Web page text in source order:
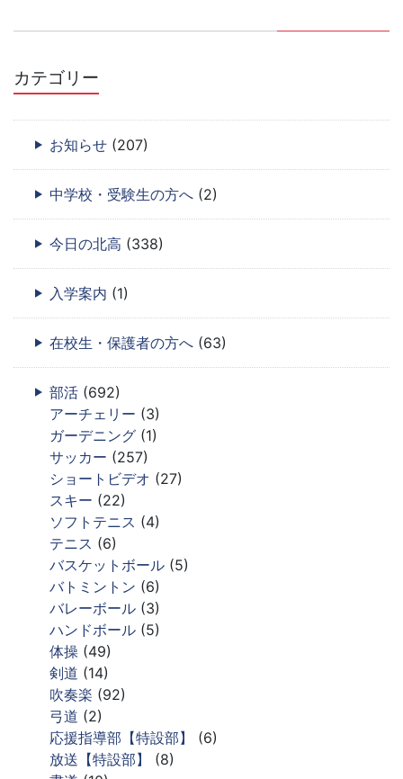
カテゴリー
お知らせ (207)
中学校・受験生の方へ (2)
今日の北高 (338)
入学案内 (1)
在校生・保護者の方へ (63)
部活 (692)
アーチェリー (3)
ガーデニング (1)
サッカー (257)
ショートビデオ (27)
スキー (22)
ソフトテニス (4)
テニス (6)
バスケットボール (5)
バトミントン (6)
バレーボール (3)
ハンドボール (5)
体操 (49)
剣道 (14)
吹奏楽 (92)
弓道 (2)
応援指導部【特設部】
(6)
放送【特設部】
(8)